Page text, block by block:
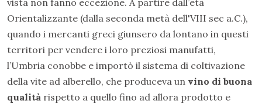
vista non fanno eccezione. A partire dall’età
Orientalizzante (dalla seconda metà dell'VIII sec a.C.),
quando i mercanti greci giunsero da lontano in questi
territori per vendere i loro preziosi manufatti,
l’Umbria conobbe e importò il sistema di coltivazione
della vite ad alberello, che produceva un vino di buona
qualità rispetto a quello fino ad allora prodotto e